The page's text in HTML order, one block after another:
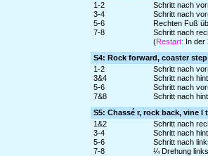
1-2
Schritt nach
3-4
Schritt nach
5-6
Rechten Fuß
7-8
Schritt nach
(Restart: In der
S4: Rock forward, coaster step
1-2
Schritt nach
3&4
Schritt nach
5-6
Schritt nach
7&8
Schritt nach
S5: Chassé r, rock back, vine
1&2
Schritt nach
3-4
Schritt nach
5-6
Schritt nach
7-8
¼ Drehung